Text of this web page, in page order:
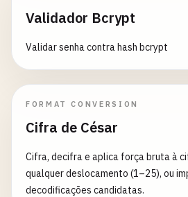
Validador Bcrypt
Validar senha contra hash bcrypt
FORMAT CONVERSION
Cifra de César
Cifra, decifra e aplica força bruta à
qualquer deslocamento (1–25), ou
decodificações candidatas.